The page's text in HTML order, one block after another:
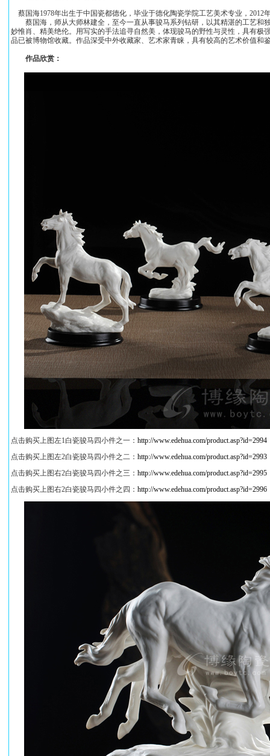
蔡国海1978年出生于中国瓷都德化，毕业于德化陶瓷学院工艺美术专业，2012
蔡国海，师从大师林建全，至今一直从事骏马系列钻研，以其精湛的工艺和
妙惟肖、精美绝伦。用写实的手法追寻自然美，体现骏马的野性与灵性，具有极
品已被博物馆收藏。作品深受中外收藏家、艺术家青睐，具有较高的艺术价值和
作品欣赏：
点击购买上图左1白瓷骏马四小件之一： http://www.edehua.com/product.asp?id=2994
点击购买上图左2白瓷骏马四小件之二： http://www.edehua.com/product.asp?id=2993
点击购买上图右2白瓷骏马四小件之三： http://www.edehua.com/product.asp?id=2995
点击购买上图右2白瓷骏马四小件之四： http://www.edehua.com/product.asp?id=2996